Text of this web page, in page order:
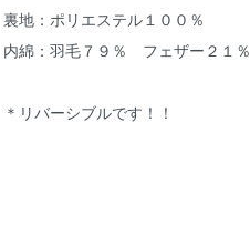
裏地：ポリエステル１００％
内綿：羽毛７９％ フェザー２１％
＊リバーシブルです！！